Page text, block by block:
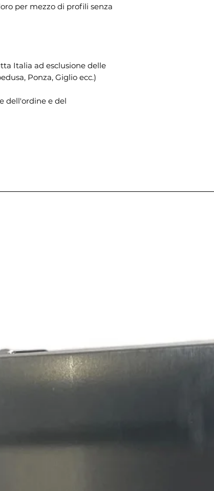
per mezzo di profili senza
Italia ad esclusione delle
Ponza, Giglio ecc.)
dell'ordine e del